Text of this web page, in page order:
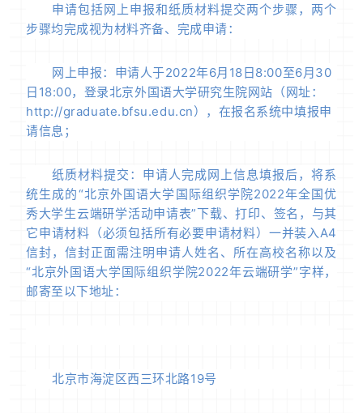
申请包括网上申报和纸质材料提交两个步骤，两个
步骤均完成视为材料齐备、完成申请：
网上申报：申请人于2022年6月18日8:00至6月30
日18:00，登录北京外国语大学研究生院网站（网址：
http://graduate.bfsu.edu.cn），在报名系统中填报申
请信息；
纸质材料提交：申请人完成网上信息填报后，将系
统生成的“北京外国语大学国际组织学院2022年全国优
秀大学生云端研学活动申请表”下载、打印、签名，与其
它申请材料（必须包括所有必要申请材料）一并装入A4
信封，信封正面需注明申请人姓名、所在高校名称以及
“北京外国语大学国际组织学院2022年云端研学”字样，
邮寄至以下地址：
北京市海淀区西三环北路19号